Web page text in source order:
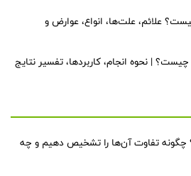
علائم، علت‌ها، انواع، عوارض و
چیست؟ | نحوه انجام، کاربردها، تفسیر نتایج
چگونه تفاوت آن‌ها را تشخیص دهیم و چه